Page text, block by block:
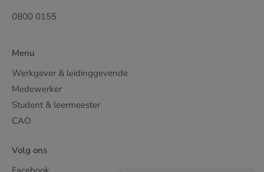
0800 0155
Menu
Werkgever & leidinggevende
Medewerker
Student & leermeester
CAO
Volg ons